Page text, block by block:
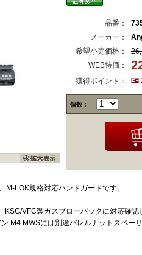
品番：
メーカー：
希望小売価格：
WEB特価：
獲得ポイント：
個数：
LOK規格対応ハンドガードです。
VFC製ガスブローバックに対応確認
M4 MWSには別途バレルナットスペーサ